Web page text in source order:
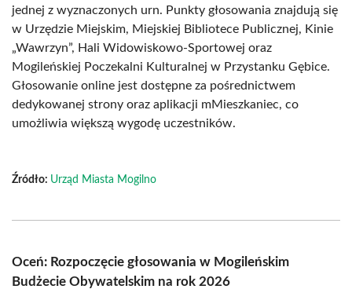
jednej z wyznaczonych urn. Punkty głosowania znajdują się
w Urzędzie Miejskim, Miejskiej Bibliotece Publicznej, Kinie
„Wawrzyn”, Hali Widowiskowo-Sportowej oraz
Mogileńskiej Poczekalni Kulturalnej w Przystanku Gębice.
Głosowanie online jest dostępne za pośrednictwem
dedykowanej strony oraz aplikacji mMieszkaniec, co
umożliwia większą wygodę uczestników.
Źródło: Urząd Miasta Mogilno
Oceń: Rozpoczęcie głosowania w Mogileńskim
Budżecie Obywatelskim na rok 2026